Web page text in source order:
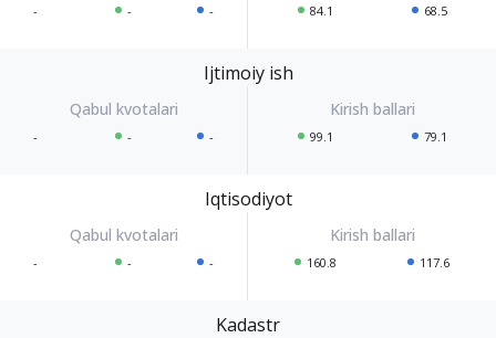
- - - 84.1 68.5
Ijtimoiy ish
- - - 99.1 79.1
Iqtisodiyot
- - - 160.8 117.6
Kadastr